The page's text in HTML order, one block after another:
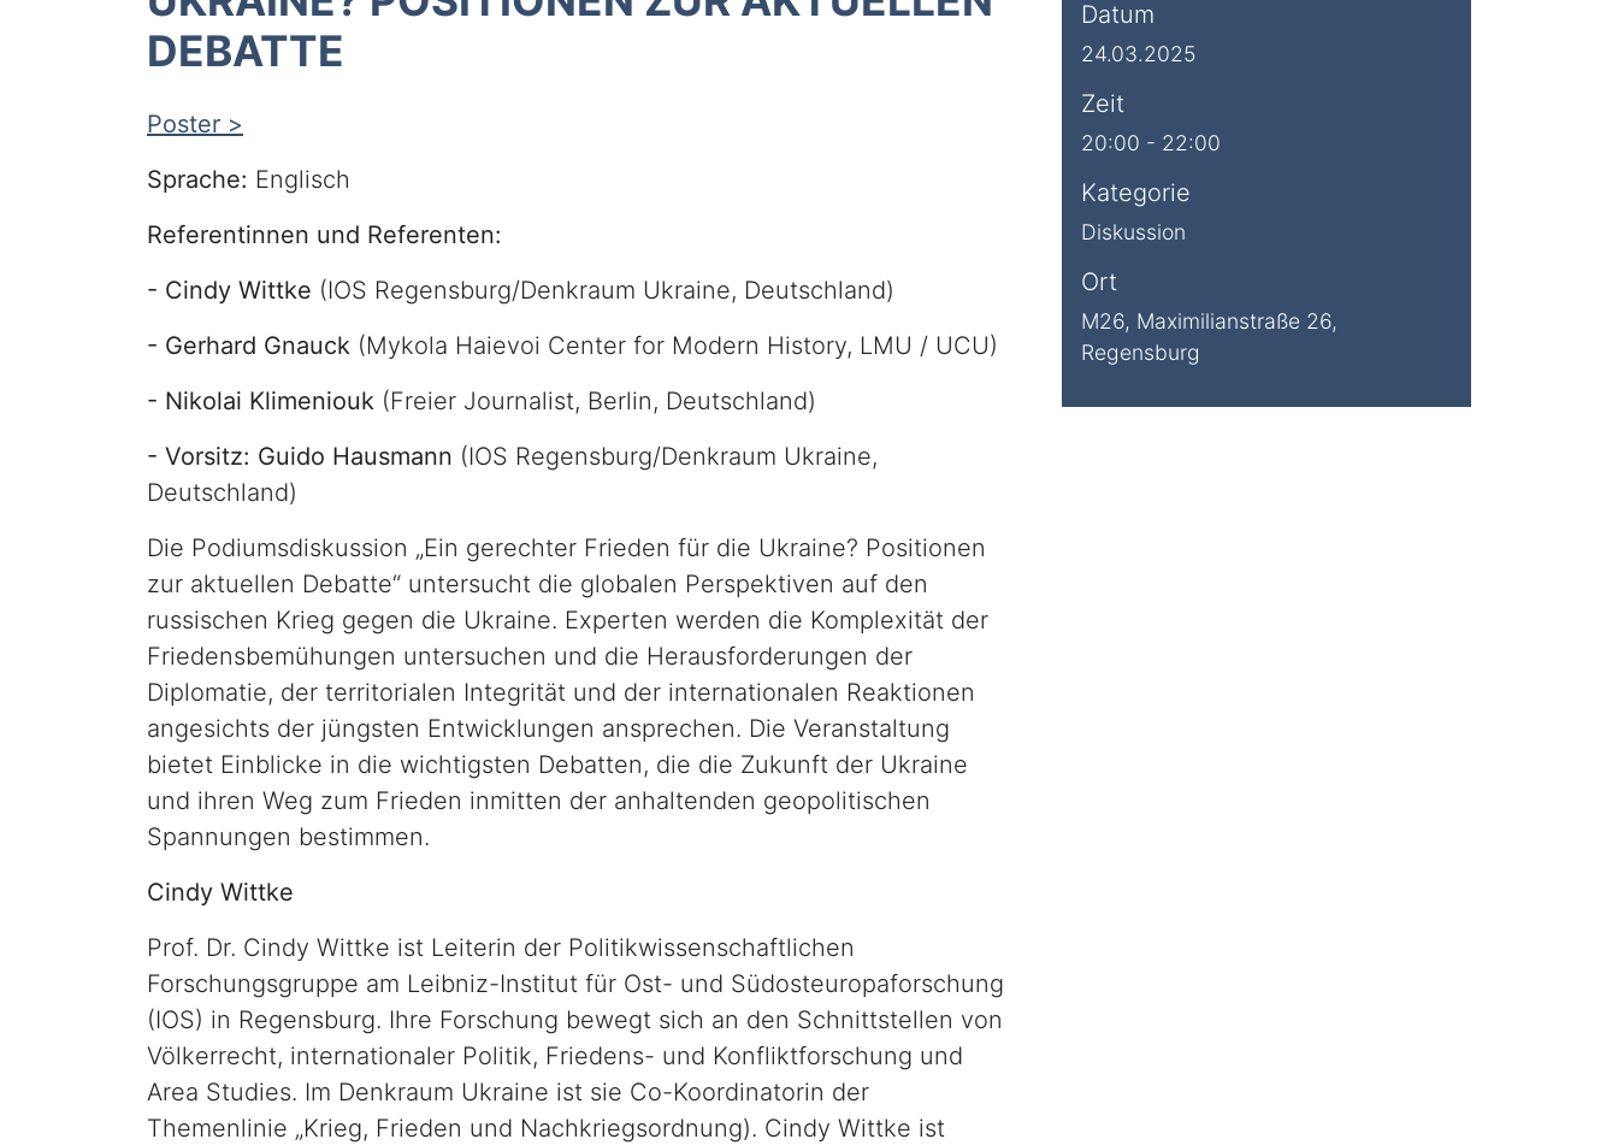
DEBATTE
Poster >
Sprache: Englisch
Referentinnen und Referenten:
- Cindy Wittke (IOS Regensburg/Denkraum Ukraine, Deutschland)
- Gerhard Gnauck (Mykola Haievoi Center for Modern History, LMU / UCU)
- Nikolai Klimeniouk (Freier Journalist, Berlin, Deutschland)
- Vorsitz: Guido Hausmann (IOS Regensburg/Denkraum Ukraine,
Deutschland)
Die Podiumsdiskussion „Ein gerechter Frieden für die Ukraine? Positionen
zur aktuellen Debatte“ untersucht die globalen Perspektiven auf den
russischen Krieg gegen die Ukraine. Experten werden die Komplexität der
Friedensbemühungen untersuchen und die Herausforderungen der
Diplomatie, der territorialen Integrität und der internationalen Reaktionen
angesichts der jüngsten Entwicklungen ansprechen. Die Veranstaltung
bietet Einblicke in die wichtigsten Debatten, die die Zukunft der Ukraine
und ihren Weg zum Frieden inmitten der anhaltenden geopolitischen
Spannungen bestimmen.
Cindy Wittke
Prof. Dr. Cindy Wittke ist Leiterin der Politikwissenschaftlichen
Forschungsgruppe am Leibniz-Institut für Ost- und Südosteuropaforschung
(IOS) in Regensburg. Ihre Forschung bewegt sich an den Schnittstellen von
Völkerrecht, internationaler Politik, Friedens- und Konfliktforschung und
Area Studies. Im Denkraum Ukraine ist sie Co-Koordinatorin der
Themenlinie „Krieg, Frieden und Nachkriegsordnung). Cindy Wittke ist
Datum
24.03.2025
Zeit
20:00 - 22:00
Kategorie
Diskussion
Ort
M26, Maximilianstraße 26,
Regensburg